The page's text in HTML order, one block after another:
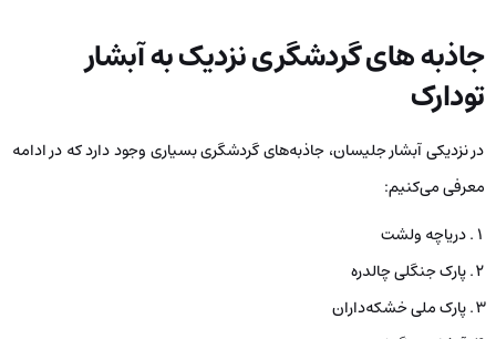
جاذبه های گردشگری نزدیک به آبشار
تودارک
در نزدیکی آبشار جلیسان، جاذبه‌های گردشگری بسیاری وجود دارد که در ادامه
معرفی می‌کنیم:
دریاچه ولشت
پارک جنگلی چالدره
پارک ملی خشکه‌داران